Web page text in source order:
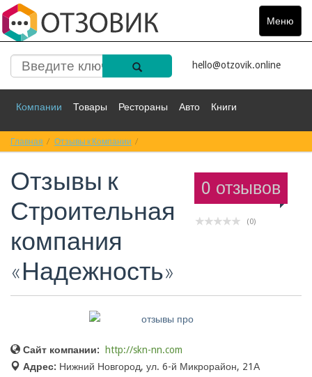
Меню
Toggle
hello@otzovik.online
Компании Товары Рестораны Авто Книги
Спорт Фильмы Деньги
Красота Здоровье
Главная Отзывы к Компании
0 отзывов
(0)
Отзывы к
Строительная
компания
«Надежность»
Сайт компании:
http://skn-nn.com
Адрес: Нижний Новгород, ул. 6-й Микрорайон, 21А